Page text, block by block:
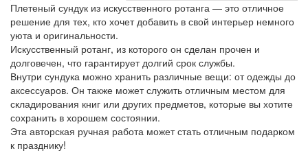
Плетеный сундук из искусственного ротанга — это отличное
решение для тех, кто хочет добавить в свой интерьер немного
уюта и оригинальности.
Искусственный ротанг, из которого он сделан прочен и
долговечен, что гарантирует долгий срок службы.
Внутри сундука можно хранить различные вещи: от одежды до
аксессуаров. Он также может служить отличным местом для
складирования книг или других предметов, которые вы хотите
сохранить в хорошем состоянии.
Эта авторская ручная работа может стать отличным подарком
к празднику!